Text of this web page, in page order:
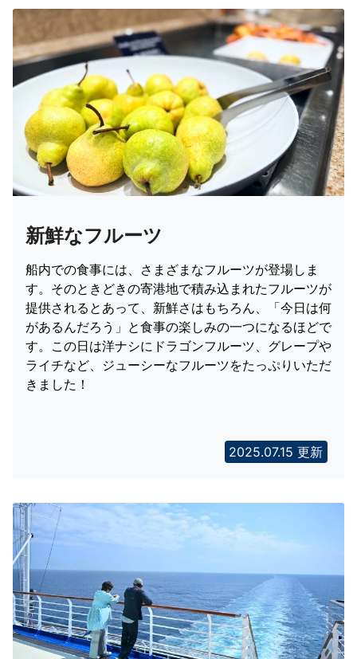
新鮮なフルーツ
船内での食事には、さまざまなフルーツが登場しま
す。そのときどきの寄港地で積み込まれたフルーツが
提供されるとあって、新鮮さはもちろん、「今日は何
があるんだろう」と食事の楽しみの一つになるほどで
す。この日は洋ナシにドラゴンフルーツ、グレープや
ライチなど、ジューシーなフルーツをたっぷりいただ
きました！
2025.07.15 更新